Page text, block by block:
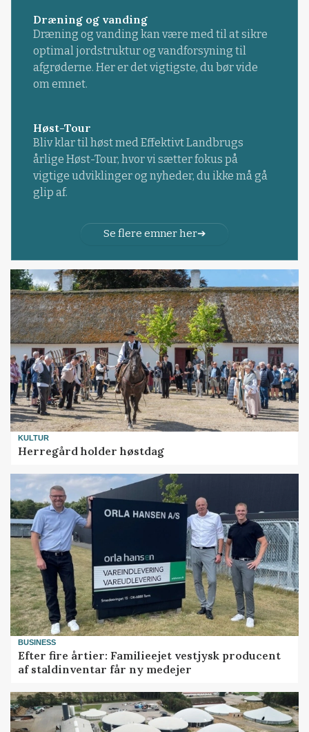
Dræning og vanding
Dræning og vanding kan være med til at sikre
optimal jordstruktur og vandforsyning til
afgrøderne. Her er det vigtigste, du bør vide
om emnet.
Høst-Tour
Bliv klar til høst med Effektivt Landbrugs
årlige Høst-Tour, hvor vi sætter fokus på
vigtige udviklinger og nyheder, du ikke må gå
glip af.
Se flere emner her
KULTUR
Herregård holder høstdag
BUSINESS
Efter fire årtier: Familieejet vestjysk producent
af staldinventar får ny medejer